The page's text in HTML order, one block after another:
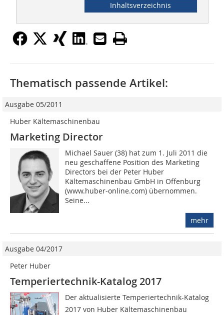
Inhaltsverzeichnis
Thematisch passende Artikel:
Ausgabe 05/2011
Huber Kältemaschinenbau
Marketing Director
Michael Sauer (38) hat zum 1. Juli 2011 die
neu geschaffene Position des Marketing
Directors bei der Peter Huber
Kältemaschinenbau GmbH in Offenburg
(www.huber-online.com) übernommen.
Seine...
mehr
Ausgabe 04/2017
Peter Huber
Temperiertechnik-Katalog 2017
Der aktualisierte Temperiertechnik-Katalog
2017 von Huber Kältemaschinenbau